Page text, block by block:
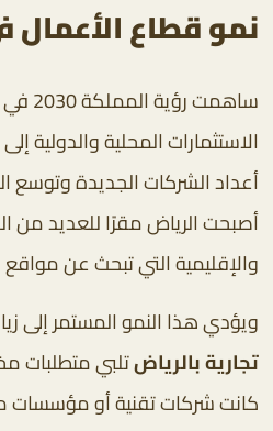
نمو قطاع
الاستثمارات المحلية والدولية
أعداد الشركات الجديدة وتوسع
أصبحت الرياض مقرًا للعديد من
والإقليمية التي تبحث عن مواقع
ويؤدي هذا النمو المستمر إلى
تجارية بالرياضتلبي متطلبات
كانت شركات تقنية أو مؤسسات